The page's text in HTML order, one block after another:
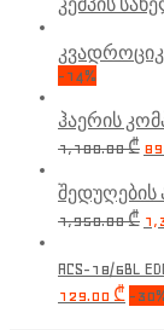
კემპის
-14%
ჰაერის
1,100.00₾
შედუღების
1,950.00₾
ACS-18/6BL
129.00 ₾ -